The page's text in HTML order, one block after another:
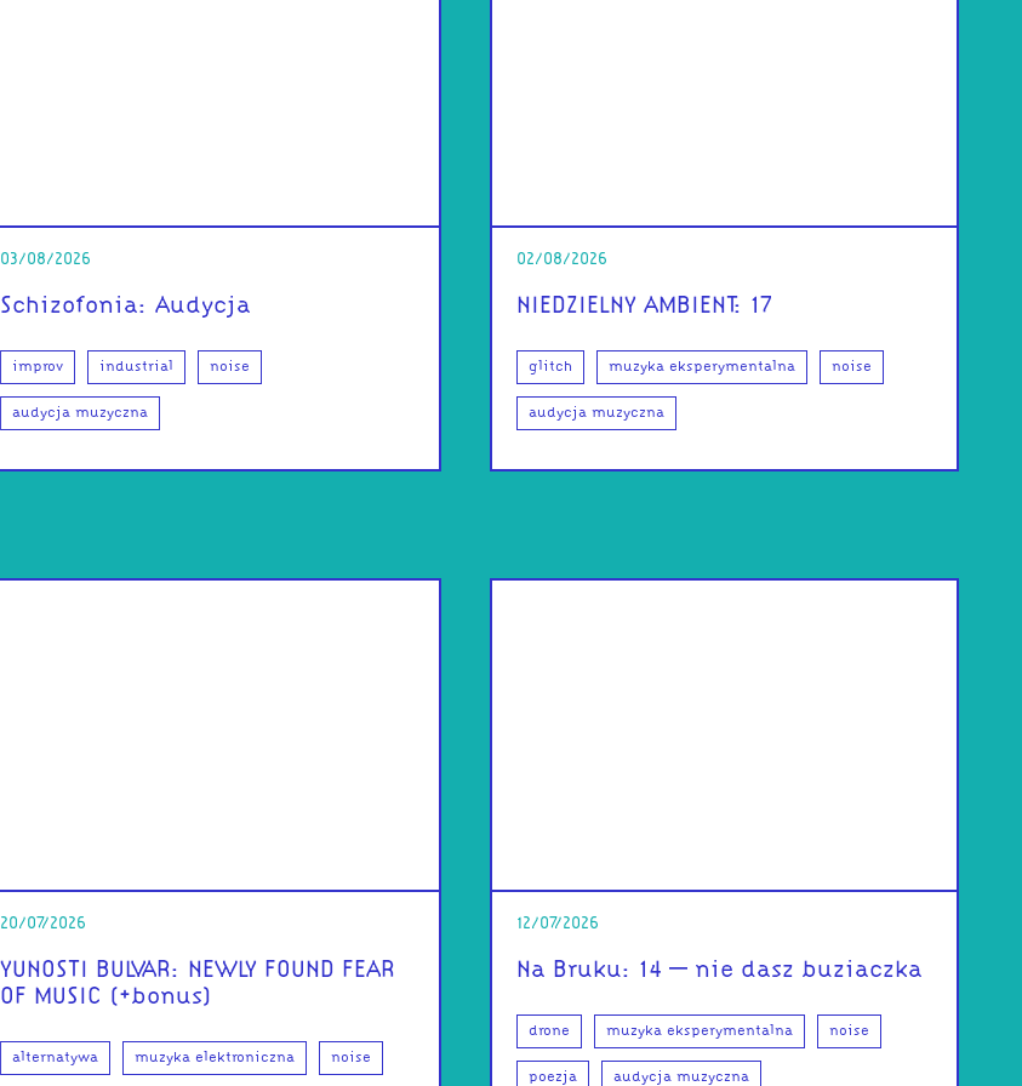
03/08/2026
Schizofonia: Audycja
improv industrial noise
audycja muzyczna
02/08/2026
NIEDZIELNY AMBIENT: 17
glitch muzyka eksperymentalna noise
audycja muzyczna
20/07/2026
YUNOSTI BULVAR: NEWLY FOUND FEAR
OF MUSIC (+bonus)
alternatywa muzyka elektroniczna noise
12/07/2026
Na Bruku: 14 – nie dasz buziaczka
drone muzyka eksperymentalna noise
poezja audycja muzyczna